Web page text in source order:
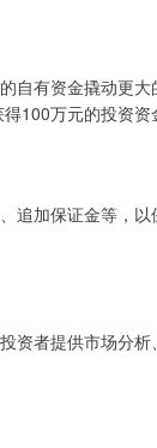
自有资金撬动更
100万元的投资资
追加保证金等，
资者提供市场分